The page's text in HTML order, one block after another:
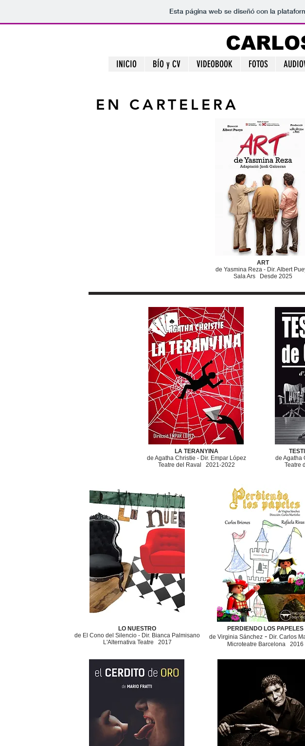
Esta página web se diseñó con la
INICIO BÍO y CV VIDEOBOOK FOTOS
EN CARTELERA
ART
de Yasmina Reza - Dir. Albert
Sala Ars Desde 2025
LA TERANYINA
de Agatha Christie - Dir. Empar López
Teatre del Raval 2021-2022
de Agatha
Teatre
LO NUESTRO
de El Cono del Silencio - Dir. Bianca Palmisano
L'Alternativa Teatre 2017
PERDIENDO LOS PAPELES
de Virginia Sánchez- Dir. Carlos
Microteatre Barcelona 2016